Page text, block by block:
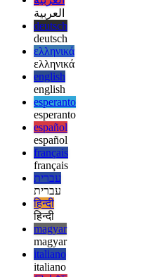
afrikaans
afrikaans
العربية
العربية
deutsch
deutsch
ελληνικά
ελληνικά
english
english
esperanto
esperanto
español
español
français
français
עברית
עברית
हिन्दी
हिन्दी
magyar